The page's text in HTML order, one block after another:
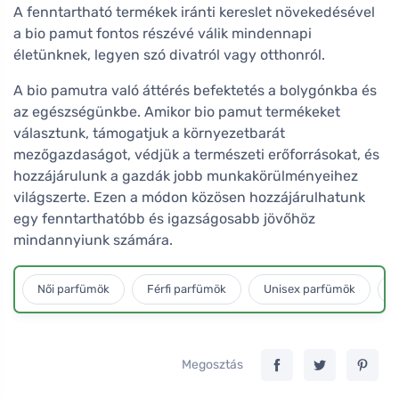
A fenntartható termékek iránti kereslet növekedésével
a bio pamut fontos részévé válik mindennapi
életünknek, legyen szó divatról vagy otthonról.
A bio pamutra való áttérés befektetés a bolygónkba és
az egészségünkbe. Amikor bio pamut termékeket
választunk, támogatjuk a környezetbarát
mezőgazdaságot, védjük a természeti erőforrásokat, és
hozzájárulunk a gazdák jobb munkakörülményeihez
világszerte. Ezen a módon közösen hozzájárulhatunk
egy fenntarthatóbb és igazságosabb jövőhöz
mindannyiunk számára.
Női parfümök Férfi parfümök Unisex parfümök
Megosztás